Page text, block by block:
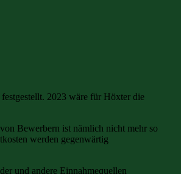
2023 wäre für Höxter die
Bewerbern ist nämlich nicht mehr so
werden gegenwärtig
und andere Einnahmequellen